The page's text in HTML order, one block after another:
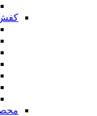
کفش